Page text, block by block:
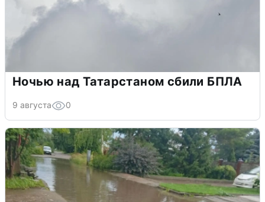
Ночью над Татарстаном сбили БПЛА
9 августа 0